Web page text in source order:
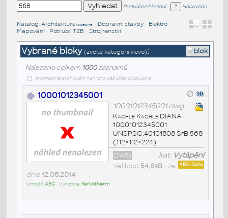
Podrobné hledání Nápověda
Katalog: Architektura/obecné• Dopravní stavby• Elektro•
Mapování• Potrubí, TZB • Strojírenství
Vybrané bloky (zvolte kategorii vlevo): blok
Nalezeno celkem 1000záznamů
hromadné stahování není pro váš účet dostupné
10001012345001
10001012345001.dwg
Kachle Kachle DIANA
10001012345001
UNSPSC:40101808 SfB:568
(112×112×224)
kat: Vytápění
DWG
AEC-Data
Velikost 54,8kB• ze
dne 12.08.2014
Umístil:AEC• Výrobce: Kerkotherm